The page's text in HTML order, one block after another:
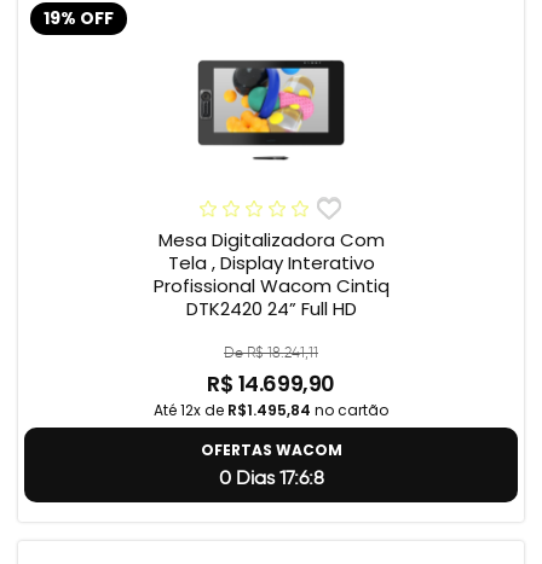
19% OFF
Mesa Digitalizadora Com
Tela , Display Interativo
Profissional Wacom Cintiq
DTK2420 24” Full HD
De R$ 18.241,11
R$ 14.699,90
Até 12x de R$1.495,84 no cartão
OFERTAS WACOM
0 Dias 17:6:7